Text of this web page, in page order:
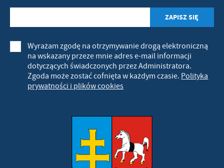
Wyrażam zgodę na otrzymywanie drogą elektroniczną
na wskazany przeze mnie adres e-mail informacji
dotyczących świadczonych przez Administratora.
Zgoda może zostać cofnięta w każdym czasie. Polityka
prywatności i plików cookies